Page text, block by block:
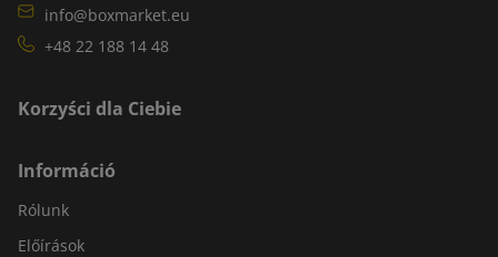
info@boxmarket.eu
+48 22 188 14 48
Korzyści dla Ciebie
Információ
Rólunk
Előírások